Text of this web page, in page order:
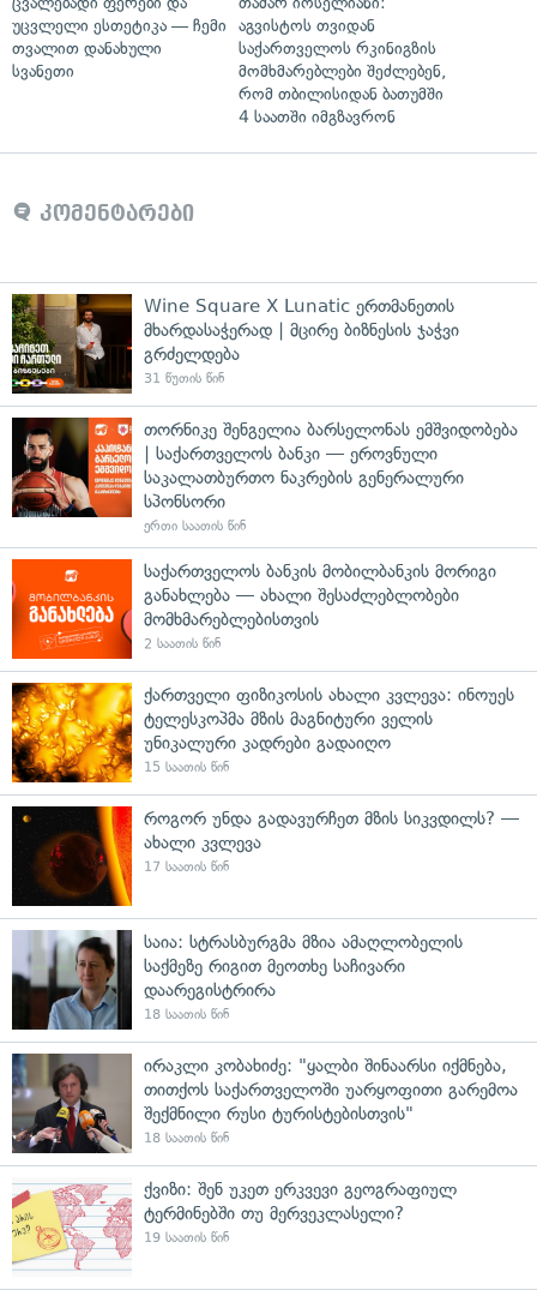
უცვლელი ესთეტიკა — ჩემი
თვალით დანახული
სვანეთი
აგვისტოს თვიდან
საქართველოს რკინიგზის
მომხმარებლები შეძლებენ,
რომ თბილისიდან ბათუმში
4 საათში იმგზავრონ
კომენტარები
Wine Square X Lunatic ერთმანეთის
მხარდასაჭერად | მცირე ბიზნესის ჯაჭვი
გრძელდება
31 წუთის წინ
თორნიკე შენგელია ბარსელონას ემშვიდობება
| საქართველოს ბანკი — ეროვნული
საკალათბურთო ნაკრების გენერალური
სპონსორი
ერთი საათის წინ
საქართველოს ბანკის მობილბანკის მორიგი
განახლება — ახალი შესაძლებლობები
მომხმარებლებისთვის
2 საათის წინ
ქართველი ფიზიკოსის ახალი კვლევა: ინოუეს
ტელესკოპმა მზის მაგნიტური ველის
უნიკალური კადრები გადაიღო
15 საათის წინ
როგორ უნდა გადავურჩეთ მზის სიკვდილს? —
ახალი კვლევა
17 საათის წინ
საია: სტრასბურგმა მზია ამაღლობელის
საქმეზე რიგით მეოთხე საჩივარი
დაარეგისტრირა
18 საათის წინ
ირაკლი კობახიძე: "ყალბი შინაარსი იქმნება,
თითქოს საქართველოში უარყოფითი გარემოა
შექმნილი რუსი ტურისტებისთვის"
18 საათის წინ
ქვიზი: შენ უკეთ ერკვევი გეოგრაფიულ
ტერმინებში თუ მერვეკლასელი?
19 საათის წინ